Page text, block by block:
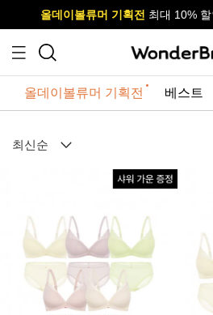
사이즈 무료 교환
올데이볼류머 기획전 최대 10%
사이즈 무료 교환
올데이볼류머 기획전 최대 10%
올데이볼류머 기획전 베스트